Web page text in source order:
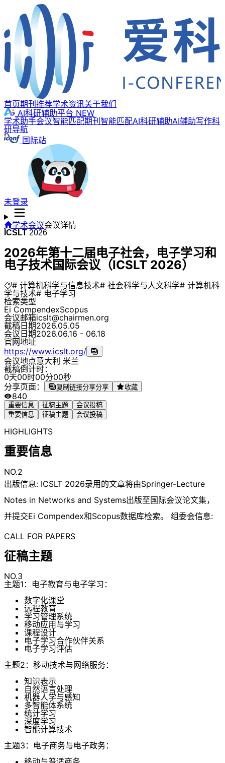
首页期刊推荐学术资讯关于我们
AI科研辅助平台 NEW
学术助手会议智能匹配期刊智能匹配AI科研辅助AI辅助写作科
研导航
国际站
未登录
学术会议会议详情
ICSLT 2026
2026年第十二届电子社会，电子学习和
电子技术国际会议（ICSLT 2026）
# 计算机科学与信息技术# 社会科学与人文科学# 计算机科
学与技术# 电子学习
检索类型
Ei CompendexScopus
会议邮箱icslt@chairmen.org
截稿日期2026.05.05
会议日期2026.06.16 - 06.18
官网地址
https://www.icslt.org/
会议地点意大利 米兰
截稿倒计时：
0天00时00分00秒
分享页面：
复制链接分享分享 收藏
840
重要信息 征稿主题
会议投稿
重要信息
征稿主题 会议投稿
HIGHLIGHTS
重要信息
NO.2
出版信息: ICSLT 2026录用的文章将由Springer-Lecture
Notes in Networks and Systems出版至国际会议论文集，
并提交Ei Compendex和Scopus数据库检索。 组委会信息:
CALL FOR PAPERS
征稿主题
NO.3
主题1：电子教育与电子学习：
数字化课堂
远程教育
学习管理系统
移动应用与学习
课程设计
电子学习合作伙伴关系
电子学习评估
主题2：移动技术与网络服务：
知识表示
自然语言处理
机器人学与感知
多智能体系统
统计学习
深度学习
智能计算技术
主题3：电子商务与电子政务：